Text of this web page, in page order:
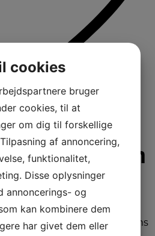
–
ankarsrum
en forfriskende start med
gøres nemt med Ankarsrums
om det er appelsin, lime
cookies
bruger
cookies, til at
om dig til forskellige
af annoncering,
funktionalitet,
Disse oplysninger
annoncerings- og
kan kombinere dem
har givet dem eller